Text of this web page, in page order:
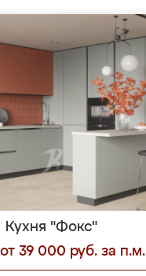
Кухня "Фокс"
39 000 руб. за п.м.